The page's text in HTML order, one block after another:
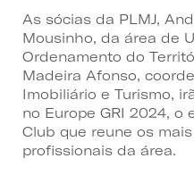
As sócias da PLMJ,
Mousinho, da área de
Ordenamento do
Madeira Afonso,
Imobiliário e Turismo,
no Europe GRI 2024, o
Club que reune os
profissionais da área.